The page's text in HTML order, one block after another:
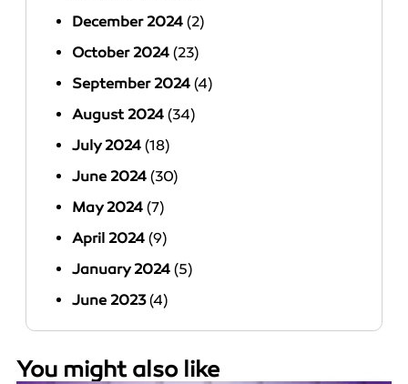
December 2024 (2)
October 2024 (23)
September 2024 (4)
August 2024 (34)
July 2024 (18)
June 2024 (30)
May 2024 (7)
April 2024 (9)
January 2024 (5)
June 2023(4)
You might also like